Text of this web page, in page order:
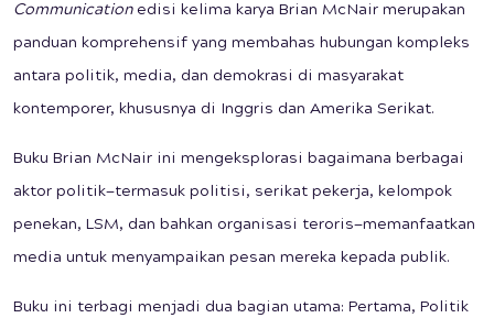
Communicationedisi kelima karya Brian McNair merupakan
panduan komprehensif yang membahas hubungan kompleks
antara politik, media, dan demokrasi di masyarakat
kontemporer, khususnya di Inggris dan Amerika Serikat.
Buku Brian McNair ini mengeksplorasi bagaimana berbagai
aktor politik—termasuk politisi, serikat pekerja, kelompok
penekan, LSM, dan bahkan organisasi teroris—memanfaatkan
media untuk menyampaikan pesan mereka kepada publik.
Buku ini terbagi menjadi dua bagian utama: Pertama, Politik